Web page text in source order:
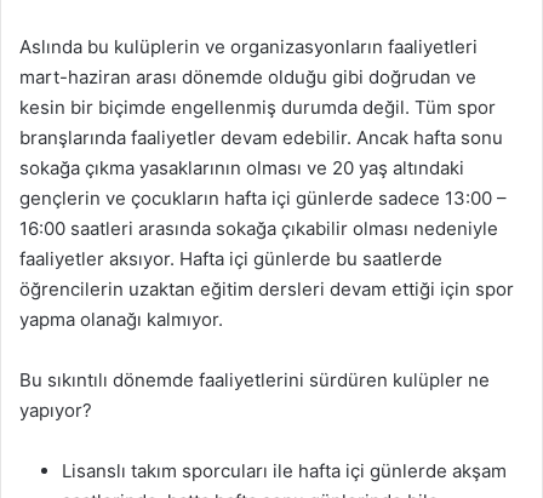
Aslında bu kulüplerin ve organizasyonların faaliyetleri
mart-haziran arası dönemde olduğu gibi doğrudan ve
kesin bir biçimde engellenmiş durumda değil. Tüm spor
branşlarında faaliyetler devam edebilir. Ancak hafta sonu
sokağa çıkma yasaklarının olması ve 20 yaş altındaki
gençlerin ve çocukların hafta içi günlerde sadece 13:00 –
16:00 saatleri arasında sokağa çıkabilir olması nedeniyle
faaliyetler aksıyor. Hafta içi günlerde bu saatlerde
öğrencilerin uzaktan eğitim dersleri devam ettiği için spor
yapma olanağı kalmıyor.
Bu sıkıntılı dönemde faaliyetlerini sürdüren kulüpler ne
yapıyor?
Lisanslı takım sporcuları ile hafta içi günlerde akşam